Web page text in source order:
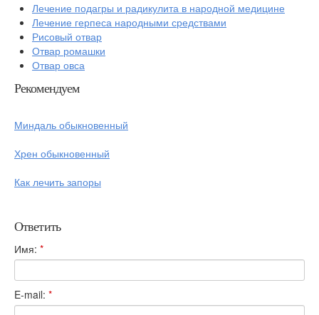
Лечение подагры и радикулита в народной медицине
Лечение герпеса народными средствами
Рисовый отвар
Отвар ромашки
Отвар овса
Рекомендуем
Миндаль обыкновенный
Хрен обыкновенный
Как лечить запоры
Ответить
Имя: *
E-mail: *